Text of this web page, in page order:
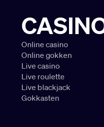
Online casino
Online gokken
Live casino
Live roulette
Live blackjack
Gokkasten